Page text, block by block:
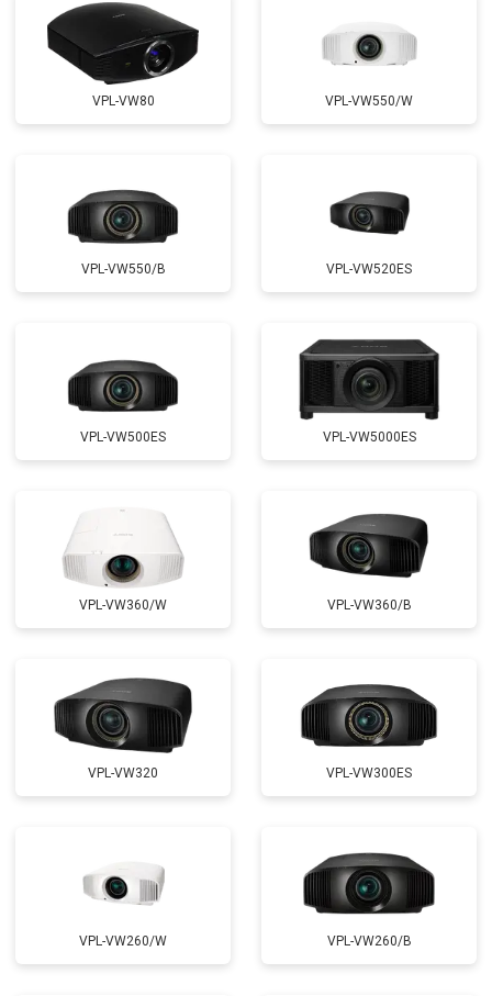
VPL-VW80 VPL-VW550/W
VPL-VW550/B VPL-VW520ES
VPL-VW500ES VPL-VW5000ES
VPL-VW360/W VPL-VW360/B
VPL-VW320 VPL-VW300ES
VPL-VW260/W VPL-VW260/B